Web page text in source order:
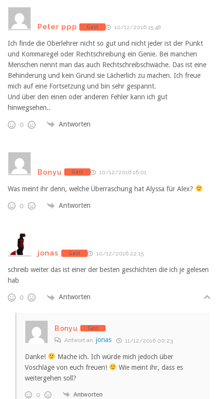
Peter ppp Gast 10/12/2016 15:48
Ich finde die Oberlehrer nicht so gut und nicht jeder ist der Punkt
und Kommaregel oder Rechtschreibung ein Genie. Bei manchen
Menschen nennt man das auch Rechtschreibschwäche. Das ist eine
Behinderung und kein Grund sie Lächerlich zu machen. Ich freue
mich auf eine Fortsetzung und bin sehr gespannt.
Und über den einen oder anderen Fehler kann ich gut
hinwegsehen..
0 Antworten
Bonyu Gast 10/12/2016 16:01
Was meint ihr denn, welche Überraschung hat Alyssa für Alex?
0 Antworten
jonas Gast 10/12/2016 22:15
schreib weiter das ist einer der besten geschichten die ich je gelesen
hab
0 Antworten
Bonyu Gast
Antwort an jonas 11/12/2016 00:23
Danke!
Mache ich. Ich würde mich jedoch über
Voschläge von euch freuen!
Wie meint ihr, dass es
weitergehen soll?
0 Antworten